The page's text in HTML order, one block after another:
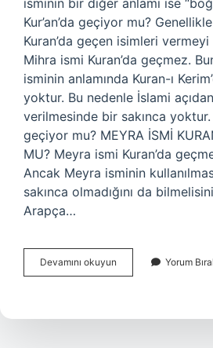
isminin bir diğer anlamı ise
Kur’an’da geçiyor mu?
Kuran’da geçen isimleri
Mihra ismi Kuran’da geçmez.
isminin anlamında Kuran-ı
yoktur. Bu nedenle İslami
verilmesinde bir sakınca yoktur.
geçiyor mu? MEYRA İSMİ
MU? Meyra ismi Kuran’da
Ancak Meyra isminin
sakınca olmadığını da
Arapça…
Devamını okuyun
Nın
Yorum